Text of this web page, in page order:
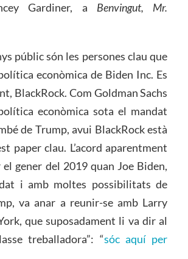
Gardiner, a Benvingut, Mr.
públic són les persones clau que
econòmica de Biden Inc. Es
BlackRock. Com Goldman Sachs
econòmica sota el mandat
de Trump, avui BlackRock està
paper clau. L’acord aparentment
el gener del 2019 quan Joe Biden,
i amb moltes possibilitats de
va anar a reunir-se amb Larry
que suposadament li va dir al
treballadora”: “sóc aquí per